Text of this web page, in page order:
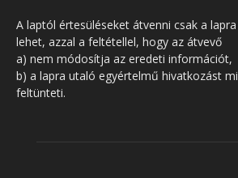
A laptól értesüléseket átvenni csak a
lehet, azzal a feltétellel, hogy az átvevő
a) nem módosítja az eredeti információt,
b) a lapra utaló egyértelmű hivatkozást
feltünteti.